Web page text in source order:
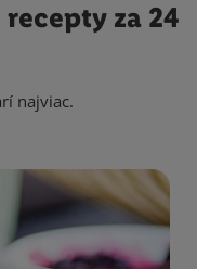
recepty za 24
najviac.